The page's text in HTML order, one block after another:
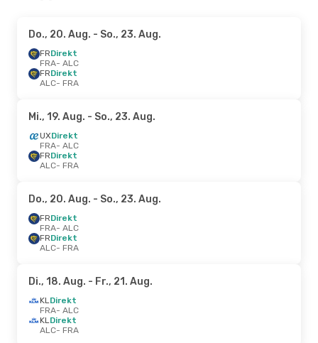
Do., 20. Aug. - So., 23. Aug.
FRDirekt
FRA- ALC
FRDirekt
ALC- FRA
Mi., 19. Aug. - So., 23. Aug.
UXDirekt
FRA- ALC
FRDirekt
ALC- FRA
Do., 20. Aug. - So., 23. Aug.
FRDirekt
FRA- ALC
FRDirekt
ALC- FRA
Di., 18. Aug. - Fr., 21. Aug.
KLDirekt
FRA- ALC
KLDirekt
ALC- FRA